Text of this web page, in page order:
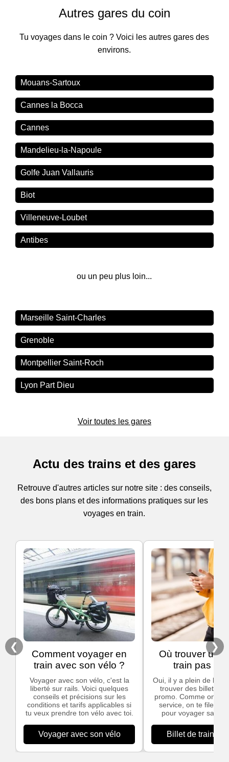
Autres gares du coin
Tu voyages dans le coin ? Voici les autres gares des
environs.
Mouans-Sartoux
Cannes la Bocca
Cannes
Mandelieu-la-Napoule
Golfe Juan Vallauris
Biot
Villeneuve-Loubet
Antibes
ou un peu plus loin...
Marseille Saint-Charles
Grenoble
Montpellier Saint-Roch
Lyon Part Dieu
Voir toutes les gares
Actu des trains et des gares
Retrouve d'autres articles sur notre site : des conseils,
des bons plans et des informations pratiques sur les
voyages en train.
❮
Comment voyager en
train avec son vélo ?
Voyager avec son vélo, c'est la
liberté sur rails. Voici quelques
conseils et précisions sur les
conditions et tarifs applicables si
tu veux prendre ton vélo avec toi.
Voyager avec son vélo
Où trouver un
train pas
Oui, il y a plein de bon
trouver des billets
promo. Comme on
service, on te file nos
pour voyager sans
Billet de train
❯